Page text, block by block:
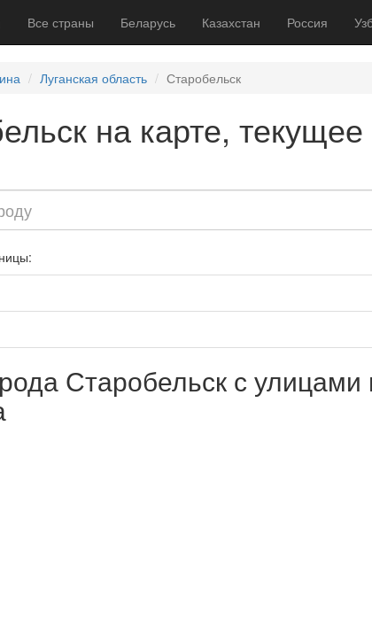
Все страны Беларусь Казахстан Россия
Луганская область Старобельск
на карте,
Старобельск с